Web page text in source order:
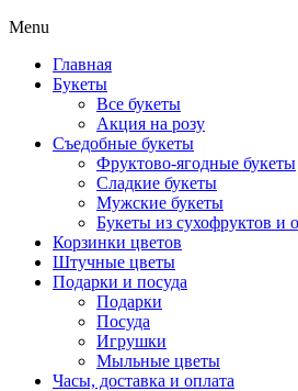
Menu
Главная
Букеты
Все букеты
Акция на розу
Съедобные букеты
Фруктово-ягодные букеты
Сладкие букеты
Мужские букеты
Букеты из сухофруктов и
Корзинки цветов
Штучные цветы
Подарки и посуда
Подарки
Посуда
Игрушки
Мыльные цветы
Часы, доставка и оплата